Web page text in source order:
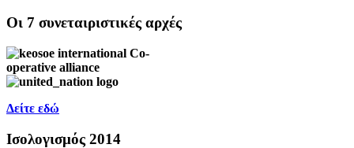
Oι 7 συνεταιριστικές αρχές
Δείτε εδώ
Ισολογισμός 2014